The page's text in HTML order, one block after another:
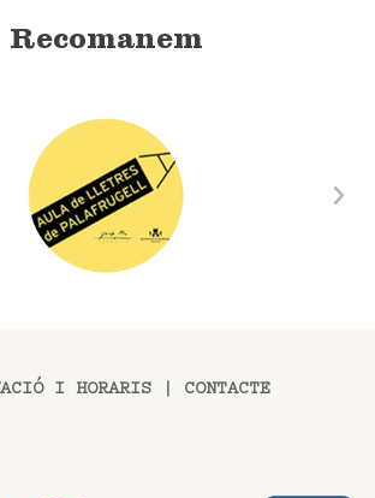
Recomanem
I HORARIS CONTACTE